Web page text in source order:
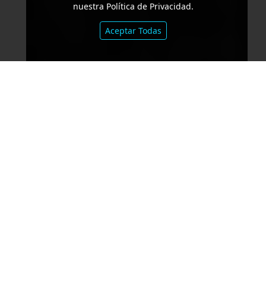
nuestra Política de Privacidad.
Aceptar Todas